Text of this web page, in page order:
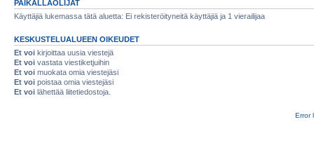
PAIKALLAOLIJAT
Käyttäjiä lukemassa tätä aluetta: Ei rekisteröityneitä käyttäjiä ja 1 vierailijaa
KESKUSTELUALUEEN OIKEUDET
Et voi kirjoittaa uusia viestejä
Et voi vastata viestiketjuihin
Et voi muokata omia viestejäsi
Et voi poistaa omia viestejäsi
Et voi lähettää liitetiedostoja.
Error